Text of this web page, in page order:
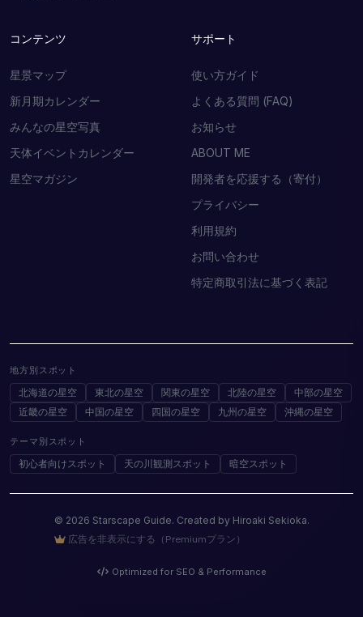
コンテンツ
星景マップ
新月期カレンダー
みんなの星空写真
天体イベントカレンダー
星空マガジン
サポート
使い方ガイド
よくある質問 (FAQ)
お知らせ
ABOUT ME
開発者を応援する（寄付）
プライバシー
利用規約
お問い合わせ
特定商取引法に基づく表記
地方別スポット
北海道の星空 東北の星空 関東の星空 北陸の星空
中部の星空
近畿の星空
中国の星空 四国の星空 九州の星空 沖縄の星空
テーマ別スポット
初心者向けスポット 天の川観測スポット 暗空スポット
© 2026 Starscape Guide. Created by Hiroaki Sekioka.
広告を非表示にする（Premiumプラン）
Optimized for SEO & Performance